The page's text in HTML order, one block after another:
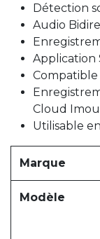
Détection
Audio
Application
Compatible
Cloud
Utilisable
Marque
Modèle